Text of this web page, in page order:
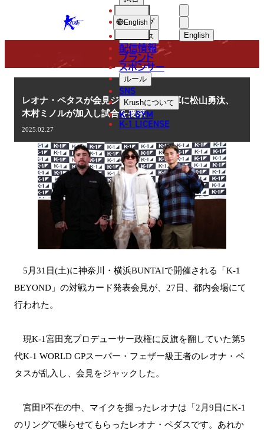
KRUSH English
中文（繁體
ショップ
ニュース
配信情報
ブランド
スポンサー
ルール
SNS
Krushについて
K-1 GYM
K-1 LICENSE
English
NEWS
ニュース
レオナ・ペタスが会見ジャック！反乱軍に松山勇汰、
木村ミノルが加入し試合を要求
2025.02.27
5月31日(土)に神奈川・横浜BUNTAIで開催される「K-1
BEYOND」の対戦カード発表会見が、27日、都内会場にて
行われた。
現K-1宮田充プロデューサー政権に反旗を翻していた第5
代K-1 WORLD GPスーパー・フェザー級王者のレオナ・ペ
タスが乱入し、会見をジャックした。
宮田P不在の中、マイクを握ったレオナは「2月9日にK-1
のリングで喋らせてもらったレオナ・ペダスです。あれか